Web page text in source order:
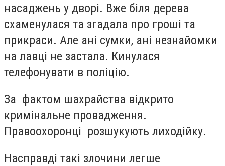
насаджень у дворі. Вже біля дерева
схаменулася та згадала про гроші та
прикраси. Але ані сумки, ані незнайомки
на лавці не застала. Кинулася
телефонувати в поліцію.
За фактом шахрайства відкрито
кримінальне провадження.
Правоохоронці розшукують лиходійку.
Насправді такі злочини легше